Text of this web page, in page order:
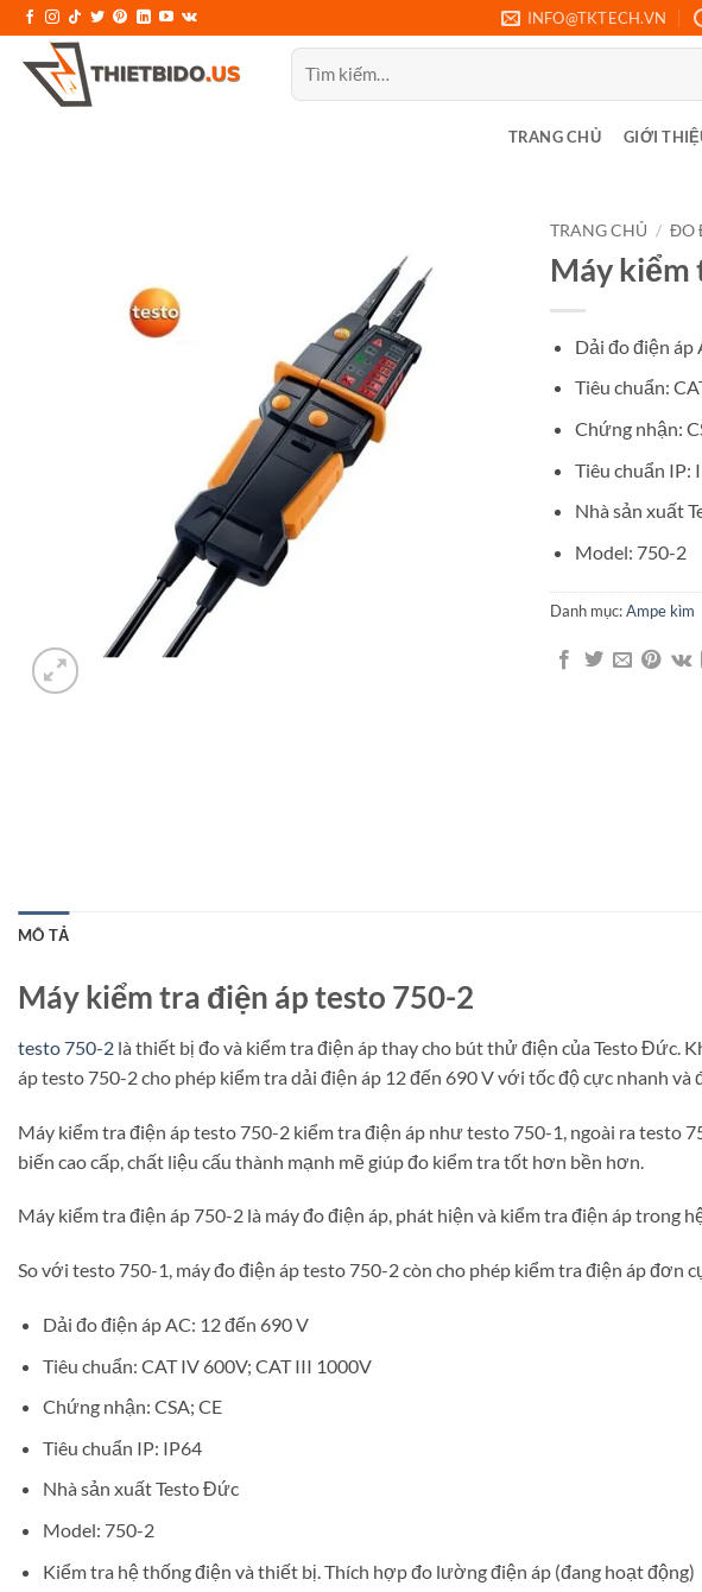
qua
nội
INFO@TKTECH.VN
Tìm
kiếm:
TRANG CHỦ GIỚI
TRANG CHỦ / ĐO
Máy kiểm
Dải đo điện áp
Tiêu chuẩn:
Chứng nhận:
Tiêu chuẩn IP:
Nhà sản xuất
Model: 750-2
Danh mục:Ampe kìm
MÔ TẢ
Máy kiểm tra điện áp testo 750-2
testo 750-2 là thiết bị đo và kiểm tra điện áp thay cho bút thử điện của Testo Đức.
áp testo 750-2 cho phép kiểm tra dải điện áp 12 đến 690 V với tốc độ cực nhanh và
Máy kiểm tra điện áp testo 750-2 kiểm tra điện áp như testo 750-1, ngoài ra testo
biến cao cấp, chất liệu cấu thành mạnh mẽ giúp đo kiểm tra tốt hơn bền hơn.
Máy kiểm tra điện áp 750-2 là máy đo điện áp, phát hiện và kiểm tra điện áp
So với testo 750-1, máy đo điện áp testo 750-2 còn cho phép kiểm tra điện áp đơn
Dải đo điện áp AC: 12 đến 690 V
Tiêu chuẩn: CAT IV 600V; CAT III 1000V
Chứng nhận: CSA; CE
Tiêu chuẩn IP: IP64
Nhà sản xuất Testo Đức
Model: 750-2
Kiểm tra hệ thống điện và thiết bị. Thích hợp đo lường điện áp (đang hoạt động)